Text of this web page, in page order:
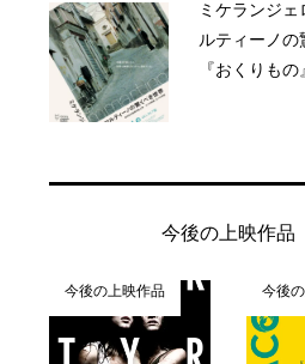
ミケランジ
ルティーノの
『おくりも
今後の上映作品
今後の上映作品 今後